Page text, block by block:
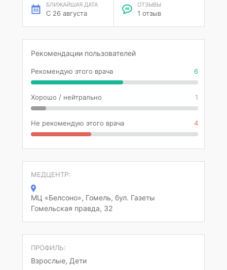
БЛИЖАЙШАЯ ДАТА
С 26 августа
ОТЗЫВЫ
1 отзыв
Рекомендации пользователей
Рекомендую этого врача 6
Хорошо / нейтрально 1
Не рекомендую этого врача 4
МЕДЦЕНТР:
МЦ «Белсоно», Гомель, бул. Газеты
Гомельская правда, 32
ПРОФИЛЬ:
Взрослые, Дети